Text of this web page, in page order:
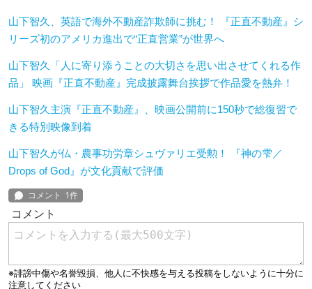
山下智久、英語で海外不動産詐欺師に挑む！ 『正直不動産』シ
リーズ初のアメリカ進出で“正直営業”が世界へ
山下智久「人に寄り添うことの大切さを思い出させてくれる作
品」 映画『正直不動産』完成披露舞台挨拶で作品愛を熱弁！
山下智久主演『正直不動産』、映画公開前に150秒で総復習で
きる特別映像到着
山下智久が仏・農事功労章シュヴァリエ受勲！ 『神の雫／
Drops of God』が文化貢献で評価